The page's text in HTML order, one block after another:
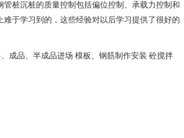
桩沉桩的质量控制包括偏位控制、承载力控制和
于学习到的，这些经验对以后学习提供了很好的
成品、半成品进场 模板、钢筋制作安装 砼搅拌